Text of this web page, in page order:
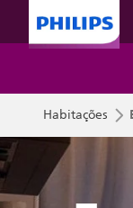
Habitações